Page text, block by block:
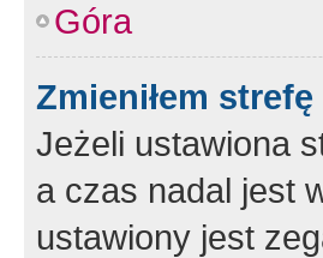
Góra
Zmieniłem
Jeżeli ustawiona
a czas nadal jest
ustawiony jest